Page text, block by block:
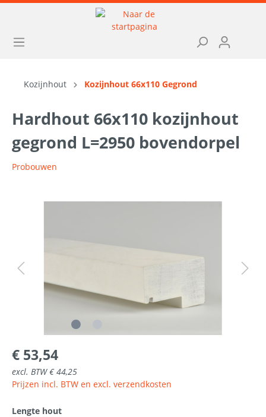
Kozijnhout Kozijnhout 66x110 Gegrond
Hardhout 66x110 kozijnhout
gegrond L=2950 bovendorpel
Probouwen
€ 53,54
excl. BTW € 44,25
Prijzen incl. BTW en excl. verzendkosten
Lengte hout